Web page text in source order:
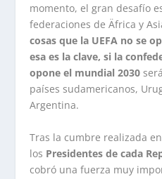
momento, el gran desafío
federaciones de Äfrica y
cosas que la UEFA no se
esa es la clave, si la
opone el mundial 2030
países sudamericanos,
Argentina.
Tras la cumbre realizada
los Presidentes de cada
cobró una fuerza muy